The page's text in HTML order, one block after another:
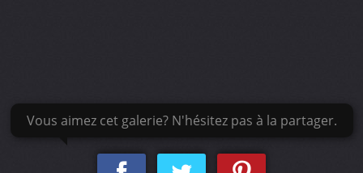
Vous aimez cet galerie? N'hésitez pas à la partager.